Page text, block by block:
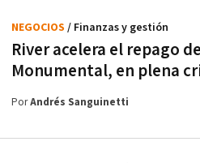
River acelera el repago
Monumental, en plena
NEGOCIOS / Finanzas y gestión
PorAndrés Sanguinetti